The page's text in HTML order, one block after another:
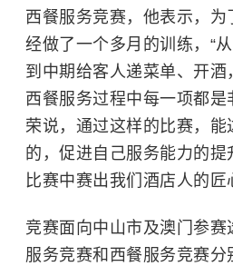
西餐服务竞赛，他表示，
经做了一个多月的训练，“
到中期给客人递菜单、开酒
西餐服务过程中每一项都是
荣说，通过这样的比赛，能
的，促进自己服务能力的提
比赛中赛出我们酒店人的匠
竞赛面向中山市及澳门参赛
服务竞赛和西餐服务竞赛分